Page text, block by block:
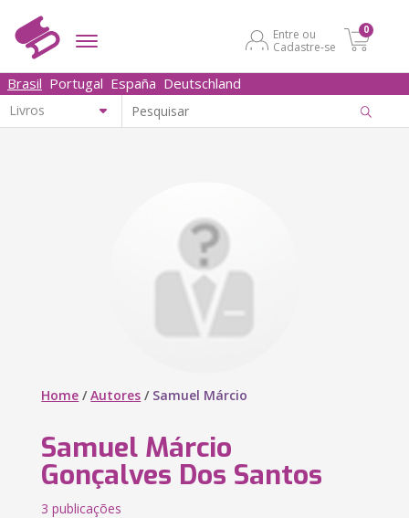
Entre ou
Cadastre-se
0
Brasil Portugal España Deutschland
Home /Autores / Samuel Márcio
Samuel Márcio
Gonçalves Dos Santos
3 publicações